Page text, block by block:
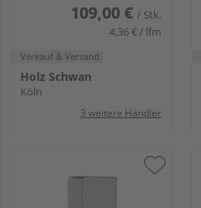
109,00 € / Stk.
4,36 € / lfm
Verkauf & Versand
Holz Schwan
Köln
3 weitere Händler